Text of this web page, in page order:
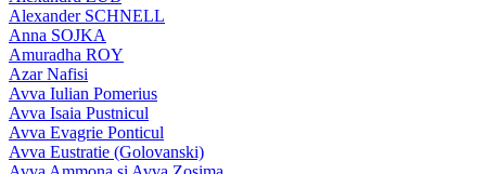
Alexander SCHNELL
Anna SOJKA
Amuradha ROY
Azar Nafisi
Avva Iulian Pomerius
Avva Isaia Pustnicul
Avva Evagrie Ponticul
Avva Eustratie (Golovanski)